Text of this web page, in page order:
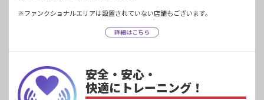
※ファンクショナルエリアは設置されていない店舗もございます。
詳細はこちら
安全・安心・
快適にトレーニング！